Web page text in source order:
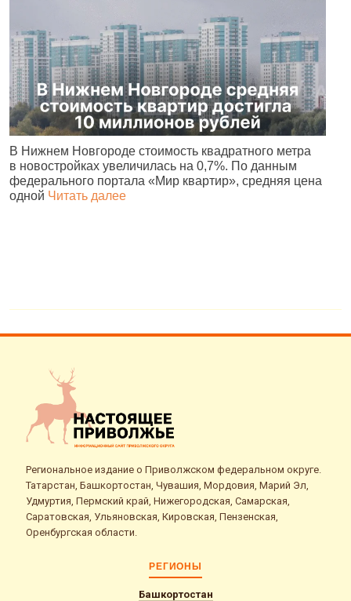
В Нижнем Новгороде стоимость квадратного метра
в новостройках увеличилась на 0,7%. По данным
федерального портала «Мир квартир», средняя цена
одной Читать далее
Региональное издание о Приволжском федеральном округе.
Татарстан, Башкортостан, Чувашия, Мордовия, Марий Эл,
Удмуртия, Пермский край, Нижегородская, Самарская,
Саратовская, Ульяновская, Кировская, Пензенская,
Оренбургская области.
РЕГИОНЫ
Башкортостан